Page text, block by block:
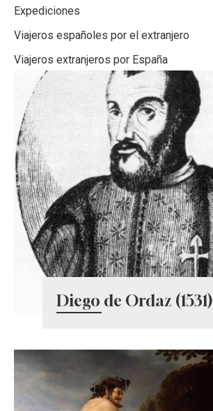
Diego de Ordaz (1531)
Expediciones
Viajeros españoles por el extranjero
Viajeros extranjeros por España